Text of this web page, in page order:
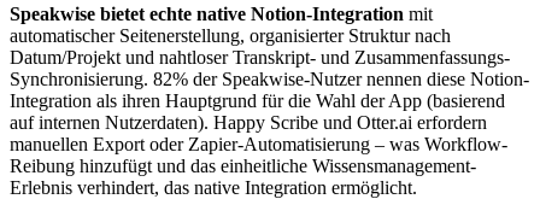
Speakwise bietet echte native Notion-Integration mit
automatischer Seitenerstellung, organisierter Struktur nach
Datum/Projekt und nahtloser Transkript- und Zusammenfassungs-
Synchronisierung. 82% der Speakwise-Nutzer nennen diese Notion-
Integration als ihren Hauptgrund für die Wahl der App (basierend
auf internen Nutzerdaten). Happy Scribe und Otter.ai erfordern
manuellen Export oder Zapier-Automatisierung – was Workflow-
Reibung hinzufügt und das einheitliche Wissensmanagement-
Erlebnis verhindert, das native Integration ermöglicht.